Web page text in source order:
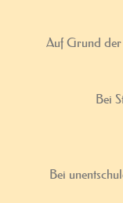
Auf Grund der
Bei
Bei